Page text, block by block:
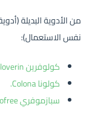
من الأدوية البديلة
نفس الاستعمال):
كولوفرين Coloverin.
كولونا Colona.
سبازموفري Spasmofree.